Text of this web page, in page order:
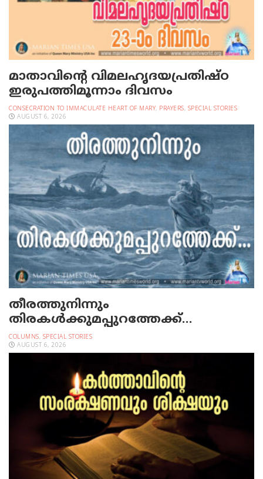
മാതാവിന്റെ വിമലഹൃദയപ്രതിഷ്ഠ
ഇരുപത്തിമൂന്നാം ദിവസം
CONSECRATION TO IMMACULATE HEART OF MARY, PRAYERS, SPECIAL STORIES
AUGUST 6, 2026
തീരത്തുനിന്നും
തിരകള്‍ക്കുമപ്പുറത്തേക്ക്…
COLUMNS, SPECIAL STORIES
AUGUST 6, 2026